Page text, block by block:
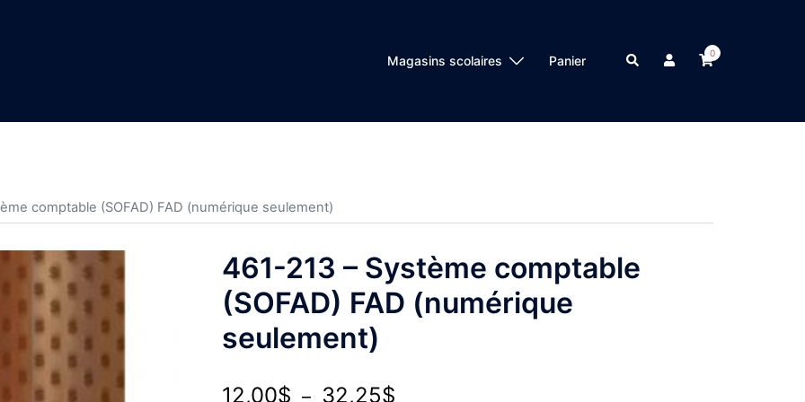
Magasins scolaires Panier Search 0
comptable (SOFAD) FAD (numérique seulement)
461-213 – Système comptable
(SOFAD) FAD (numérique
seulement)
12,00$ – 32,25$Plage